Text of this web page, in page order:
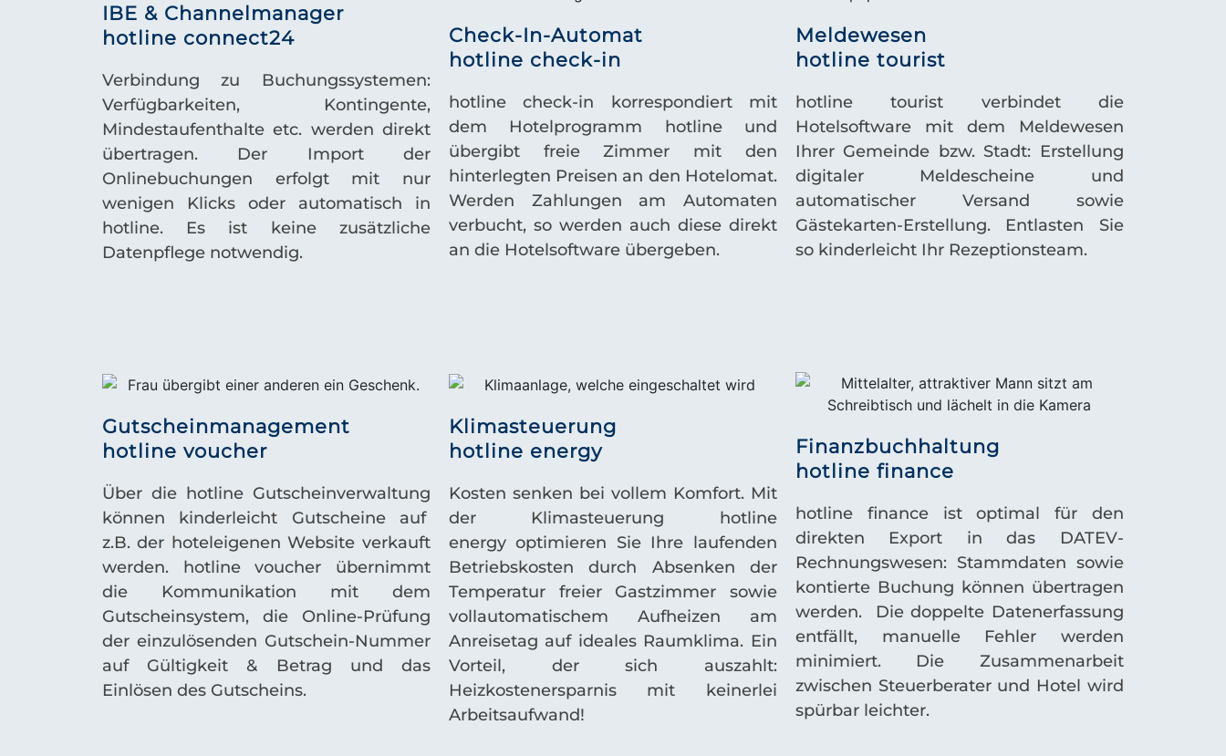
IBE & Channelmanager
hotline connect24
Verbindung zu Buchungssystemen:
Verfügbarkeiten, Kontingente,
Mindestaufenthalte etc. werden direkt
übertragen. Der Import der
Onlinebuchungen erfolgt mit nur
wenigen Klicks oder automatisch in
hotline. Es ist keine zusätzliche
Datenpflege notwendig.
Check-In-Automat
hotline check-in
hotline check-in korrespondiert mit
dem Hotelprogramm hotline und
übergibt freie Zimmer mit den
hinterlegten Preisen an den Hotelomat.
Werden Zahlungen am Automaten
verbucht, so werden auch diese direkt
an die Hotelsoftware übergeben.
Meldewesen
hotline tourist
hotline tourist verbindet die
Hotelsoftware mit dem Meldewesen
Ihrer Gemeinde bzw. Stadt: Erstellung
digitaler Meldescheine und
automatischer Versand sowie
Gästekarten-Erstellung. Entlasten Sie
so kinderleicht Ihr Rezeptionsteam.
Gutscheinmanagement
hotline voucher
Über die hotline Gutscheinverwaltung
können kinderleicht Gutscheine auf
z.B. der hoteleigenen Website verkauft
werden. hotline voucher übernimmt
die Kommunikation mit dem
Gutscheinsystem, die Online-Prüfung
der einzulösenden Gutschein-Nummer
auf Gültigkeit & Betrag und das
Einlösen des Gutscheins.
Klimasteuerung
hotline energy
Kosten senken bei vollem Komfort. Mit
der Klimasteuerung hotline
energyoptimieren Sie Ihre laufenden
Betriebskosten durch Absenken der
Temperatur freier Gastzimmer sowie
vollautomatischem Aufheizen am
Anreisetag auf ideales Raumklima. Ein
Vorteil, der sich auszahlt:
Heizkostenersparnis mit keinerlei
Arbeitsaufwand!
Finanzbuchhaltung
hotline finance
hotline finance ist optimal für den
direkten Export in das DATEV-
Rechnungswesen: Stammdaten sowie
kontierte Buchung können übertragen
werden. Die doppelte Datenerfassung
entfällt, manuelle Fehler werden
minimiert. Die Zusammenarbeit
zwischen Steuerberater und Hotel wird
spürbar leichter.